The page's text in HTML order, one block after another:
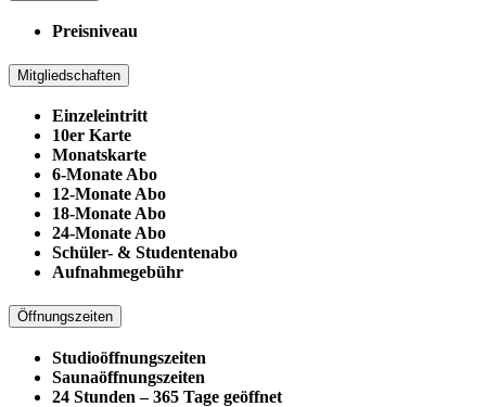
Preisniveau
Mitgliedschaften
Einzeleintritt
10er Karte
Monatskarte
6-Monate Abo
12-Monate Abo
18-Monate Abo
24-Monate Abo
Schüler- & Studentenabo
Aufnahmegebühr
Öffnungszeiten
Studioöffnungszeiten
Saunaöffnungszeiten
24 Stunden – 365 Tage geöffnet